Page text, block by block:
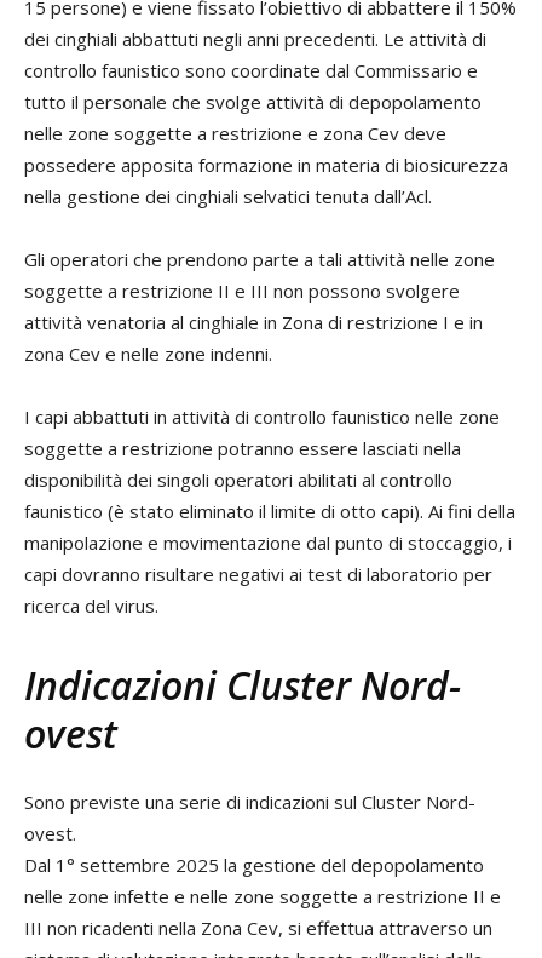
15 persone) e viene fissato l’obiettivo di abbattere il 150%
dei cinghiali abbattuti negli anni precedenti. Le attività di
controllo faunistico sono coordinate dal Commissario e
tutto il personale che svolge attività di depopolamento
nelle zone soggette a restrizione e zona Cev deve
possedere apposita formazione in materia di biosicurezza
nella gestione dei cinghiali selvatici tenuta dall’Acl.
Gli operatori che prendono parte a tali attività nelle zone
soggette a restrizione II e III non possono svolgere
attività venatoria al cinghiale in Zona di restrizione I e in
zona Cev e nelle zone indenni.
I capi abbattuti in attività di controllo faunistico nelle zone
soggette a restrizione potranno essere lasciati nella
disponibilità dei singoli operatori abilitati al controllo
faunistico (è stato eliminato il limite di otto capi). Ai fini della
manipolazione e movimentazione dal punto di stoccaggio, i
capi dovranno risultare negativi ai test di laboratorio per
ricerca del virus.
Indicazioni Cluster Nord-
ovest
Sono previste una serie di indicazioni sul Cluster Nord-
ovest.
Dal 1° settembre 2025 la gestione del depopolamento
nelle zone infette e nelle zone soggette a restrizione II e
III non ricadenti nella Zona Cev, si effettua attraverso un